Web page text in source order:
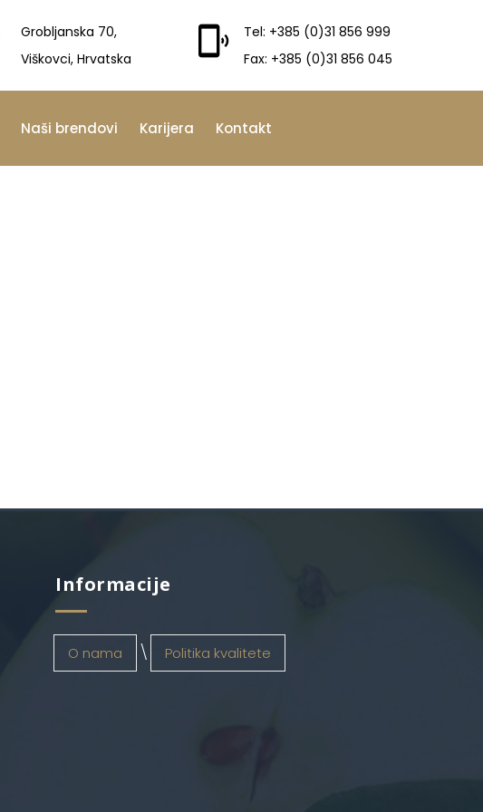
Grobljanska 70,
Viškovci, Hrvatska
Tel: +385 (0)31 856 999
Fax: +385 (0)31 856 045
Naši brendovi Karijera Kontakt
Informacije
O nama Politika kvalitete